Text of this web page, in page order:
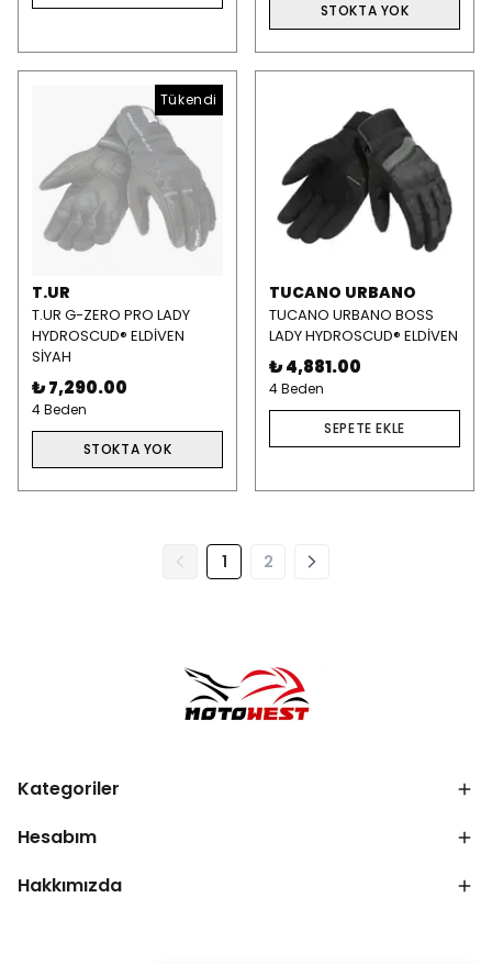
STOKTA YOK
Tükendi
T.UR
T.UR G-ZERO PRO LADY
HYDROSCUD® ELDİVEN
SİYAH
₺ 7,290.00
4 Beden
STOKTA YOK
TUCANO URBANO
TUCANO URBANO BOSS
LADY HYDROSCUD® ELDİVEN
₺ 4,881.00
4 Beden
SEPETE EKLE
1 2
Kategoriler
Hesabım
Hakkımızda